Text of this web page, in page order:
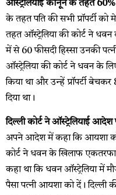
ऑस्ट्रेलियाई कानून के तहत
के तहत पति की सभी प्रॉपर्टी
तहत ऑस्‍ट्रेलिया की कोर्ट ने धवन
में से 60 फीसदी हिस्‍सा उनकी
ऑस्‍ट्रेलिया की कोर्ट ने धवन के
किया था और उन्‍हें प्रॉपर्टी
दिया था।
दिल्ली कोर्ट ने ऑस्ट्रेलियाई
अपने आदेश में कहा कि आयशा
कोर्ट ने धवन के खिलाफ एकतरफा
कहा था कि धवन ऑस्‍ट्रेलिया में
पैसा पत्‍नी आयशा को दें। दिल्‍ली